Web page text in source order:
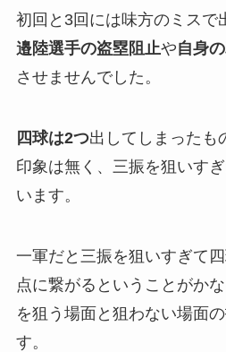
初回と3回には味方のミスで
邉陸選手の盗塁阻止や自身
させませんでした。
四球は2つ出してしまったも
印象は無く、三振を狙いす
います。
一軍だと三振を狙いすぎて
点に繋がるということがか
を狙う場面と狙わない場面
す。